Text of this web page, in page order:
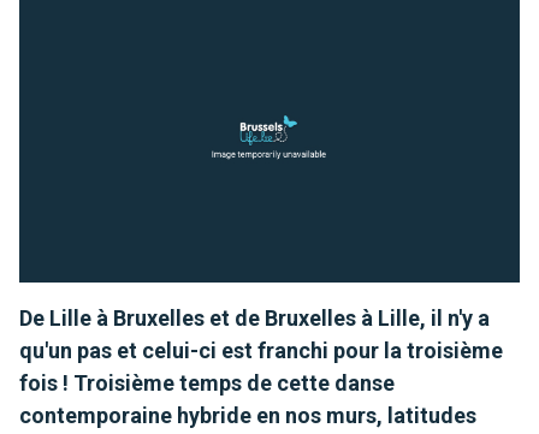
De Lille à Bruxelles et de Bruxelles à Lille, il n'y a
qu'un pas et celui-ci est franchi pour la troisième
fois ! Troisième temps de cette danse
contemporaine hybride en nos murs, latitudes